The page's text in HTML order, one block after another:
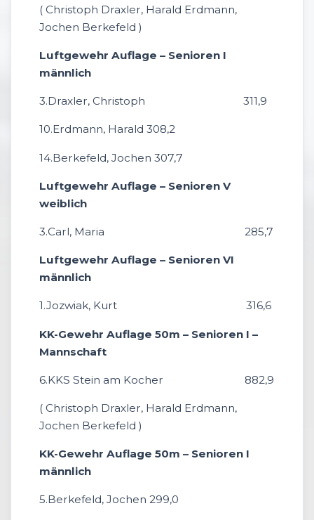
( Christoph Draxler, Harald Erdmann,
Jochen Berkefeld )
Luftgewehr Auflage – Senioren I
männlich
3.Draxler, Christoph 311,9
10.Erdmann, Harald 308,2
14.Berkefeld, Jochen 307,7
Luftgewehr Auflage – Senioren V
weiblich
3.Carl, Maria 285,7
Luftgewehr Auflage – Senioren VI
männlich
1.Jozwiak, Kurt 316,6
KK-Gewehr Auflage 50m – Senioren I –
Mannschaft
6.KKS Stein am Kocher 882,9
( Christoph Draxler, Harald Erdmann,
Jochen Berkefeld )
KK-Gewehr Auflage 50m – Senioren I
männlich
5.Berkefeld, Jochen 299,0